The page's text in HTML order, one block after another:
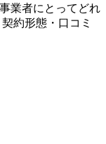
事業者にとってどれ
約形態・口コミ